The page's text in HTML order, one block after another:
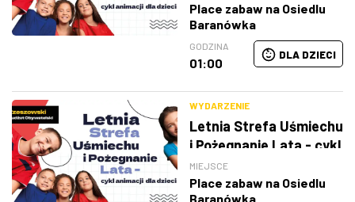
Place zabaw na Osiedlu
Baranówka
GODZINA
01:00
DLA DZIECI
WYDARZENIE
Letnia Strefa Uśmiechu
i Pożegnanie Lata - cykl
animacji dla dzieci
MIEJSCE
Place zabaw na Osiedlu
Baranówka